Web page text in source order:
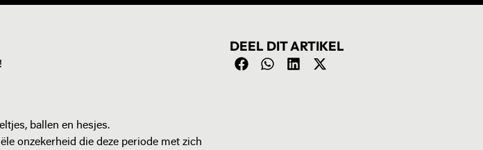
ballen en hesjes.
onzekerheid die deze periode met zich
DEEL DIT ARTIKEL